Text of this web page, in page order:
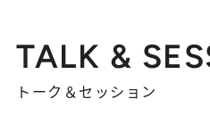
TALK &
トーク＆セッション